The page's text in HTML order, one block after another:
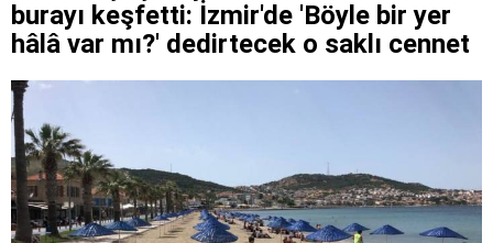
burayı keşfetti: İzmir'de 'Böyle bir yer
hâlâ var mı?' dedirtecek o saklı cennet